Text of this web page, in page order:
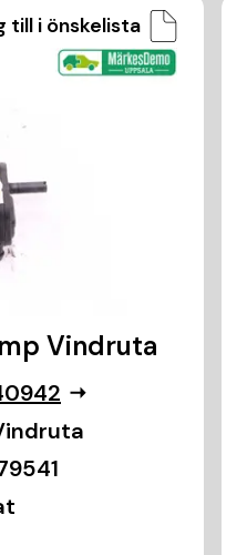
till i önskelista
Vindruta